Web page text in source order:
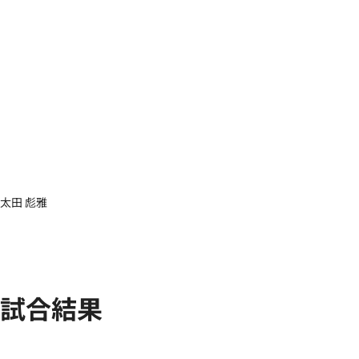
太田 彪雅
試合結果